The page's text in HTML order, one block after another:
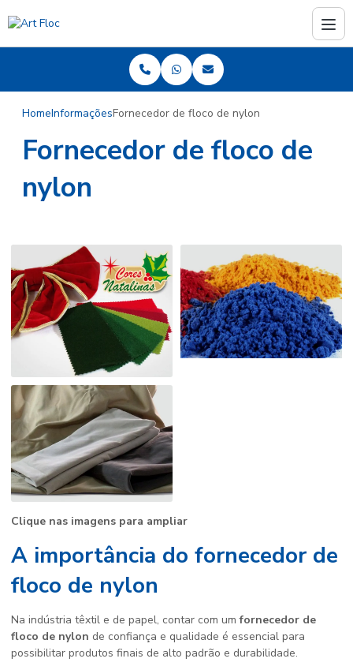
HomeInformaçõesFornecedor de floco de nylon
Fornecedor de floco de
nylon
Clique nas imagens para ampliar
A importância do fornecedor de
floco de nylon
Na indústria têxtil e de papel, contar com umfornecedor de
floco de nylon de confiança e qualidade é essencial para
possibilitar produtos finais de alto padrão e durabilidade.